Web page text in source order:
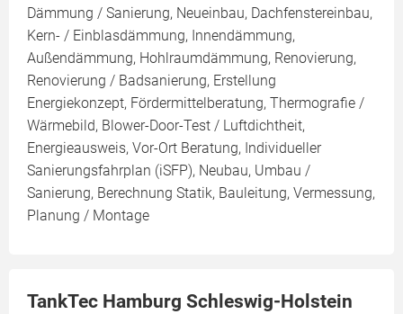
Dämmung / Sanierung, Neueinbau, Dachfenstereinbau,
Kern- / Einblasdämmung, Innendämmung,
Außendämmung, Hohlraumdämmung, Renovierung,
Renovierung / Badsanierung, Erstellung
Energiekonzept, Fördermittelberatung, Thermografie /
Wärmebild, Blower-Door-Test / Luftdichtheit,
Energieausweis, Vor-Ort Beratung, Individueller
Sanierungsfahrplan (iSFP), Neubau, Umbau /
Sanierung, Berechnung Statik, Bauleitung, Vermessung,
Planung / Montage
TankTec Hamburg Schleswig-Holstein